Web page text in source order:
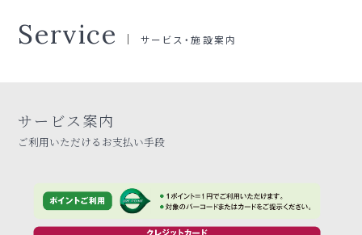
Service サービス・施設案内
サービス案内
ご利用いただけるお支払い手段